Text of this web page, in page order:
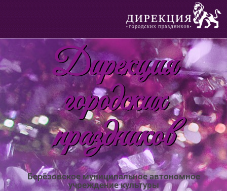
Дирекция
городских
праздников
Берёзовское муниципальное автономное
учреждение культуры